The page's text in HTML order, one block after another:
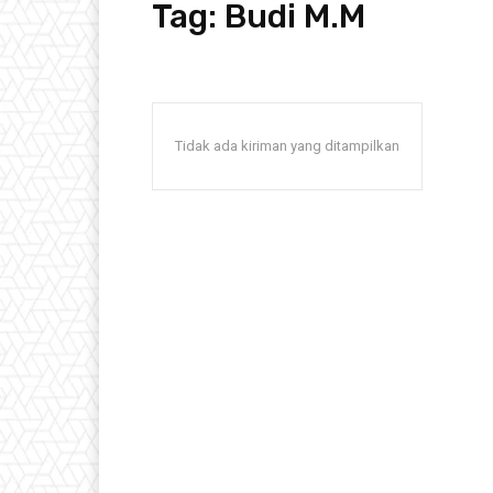
Tag: Budi M.M
Tidak ada kiriman yang ditampilkan